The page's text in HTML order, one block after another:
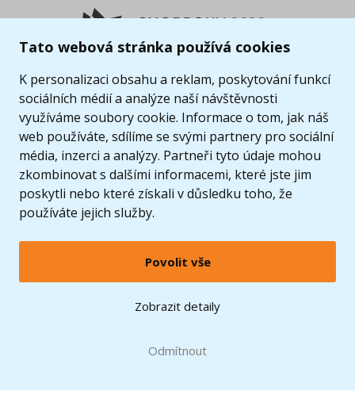
Tato webová stránka používá cookies
K personalizaci obsahu a reklam, poskytování funkcí
sociálních médií a analýze naší návštěvnosti
využíváme soubory cookie. Informace o tom, jak náš
web používáte, sdílíme se svými partnery pro sociální
média, inzerci a analýzy. Partneři tyto údaje mohou
zkombinovat s dalšími informacemi, které jste jim
poskytli nebo které získali v důsledku toho, že
používáte jejich služby.
Povolit vše
Zobrazit detaily
Odmítnout
© 2005 - 2026 Copyright 4kids.cz
LEGO, logo LEGO a minifigurka jsou ochrannými známkami společnosti LEGO Group. ©
2024 The LEGO Group.
Zobrazit verzi pro desktop
při nákupu od